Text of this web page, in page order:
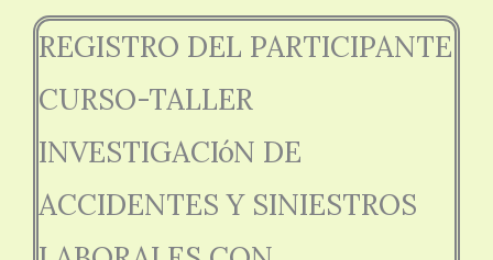
REGISTRO DEL PARTICIPANTE
CURSO-TALLER
INVESTIGACIóN DE
ACCIDENTES Y SINIESTROS